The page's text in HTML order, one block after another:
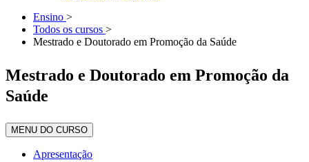
Ensino >
Todos os cursos >
Mestrado e Doutorado em Promoção da Saúde
Mestrado e Doutorado em Promoção da
Saúde
MENU DO CURSO
Apresentação